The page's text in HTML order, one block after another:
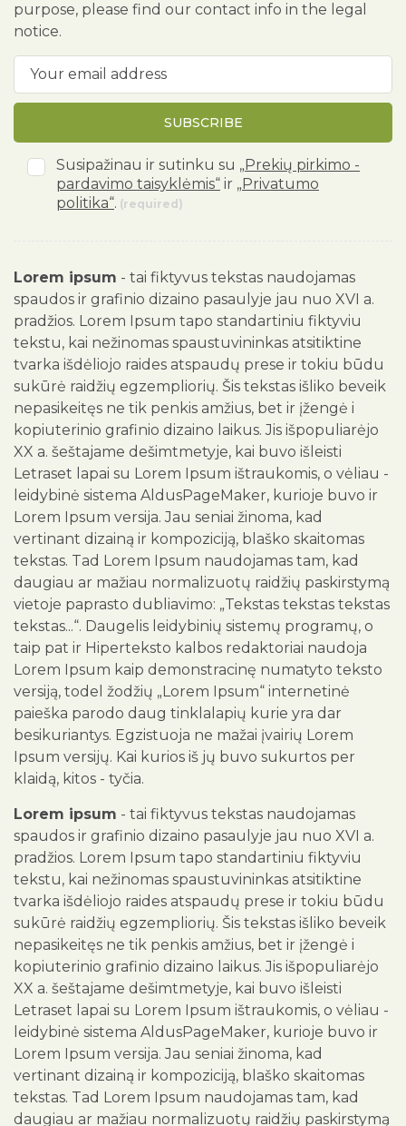
purpose, please find our contact info in the legal
notice.
SUBSCRIBE
Susipažinau ir sutinku su „Prekių pirkimo -
pardavimo taisyklėmis“ ir „Privatumo
politika“. (required)
Lorem ipsum - tai fiktyvus tekstas naudojamas
spaudos ir grafinio dizaino pasaulyje jau nuo XVI a.
pradžios. Lorem Ipsum tapo standartiniu fiktyviu
tekstu, kai nežinomas spaustuvininkas atsitiktine
tvarka išdėliojo raides atspaudų prese ir tokiu būdu
sukūrė raidžių egzempliorių. Šis tekstas išliko beveik
nepasikeitęs ne tik penkis amžius, bet ir įžengė i
kopiuterinio grafinio dizaino laikus. Jis išpopuliarėjo
XX a. šeštajame dešimtmetyje, kai buvo išleisti
Letraset lapai su Lorem Ipsum ištraukomis, o vėliau -
leidybinė sistema AldusPageMaker, kurioje buvo ir
Lorem Ipsum versija. Jau seniai žinoma, kad
vertinant dizainą ir kompoziciją, blaško skaitomas
tekstas. Tad Lorem Ipsum naudojamas tam, kad
daugiau ar mažiau normalizuotų raidžių paskirstymą
vietoje paprasto dubliavimo: „Tekstas tekstas tekstas
tekstas...“. Daugelis leidybinių sistemų programų, o
taip pat ir Hiperteksto kalbos redaktoriai naudoja
Lorem Ipsum kaip demonstracinę numatyto teksto
versiją, todel žodžių „Lorem Ipsum“ internetinė
paieška parodo daug tinklalapių kurie yra dar
besikuriantys. Egzistuoja ne mažai įvairių Lorem
Ipsum versijų. Kai kurios iš jų buvo sukurtos per
klaidą, kitos - tyčia.
Lorem ipsum - tai fiktyvus tekstas naudojamas
spaudos ir grafinio dizaino pasaulyje jau nuo XVI a.
pradžios. Lorem Ipsum tapo standartiniu fiktyviu
tekstu, kai nežinomas spaustuvininkas atsitiktine
tvarka išdėliojo raides atspaudų prese ir tokiu būdu
sukūrė raidžių egzempliorių. Šis tekstas išliko beveik
nepasikeitęs ne tik penkis amžius, bet ir įžengė i
kopiuterinio grafinio dizaino laikus. Jis išpopuliarėjo
XX a. šeštajame dešimtmetyje, kai buvo išleisti
Letraset lapai su Lorem Ipsum ištraukomis, o vėliau -
leidybinė sistema AldusPageMaker, kurioje buvo ir
Lorem Ipsum versija. Jau seniai žinoma, kad
vertinant dizainą ir kompoziciją, blaško skaitomas
tekstas. Tad Lorem Ipsum naudojamas tam, kad
daugiau ar mažiau normalizuotų raidžių paskirstymą